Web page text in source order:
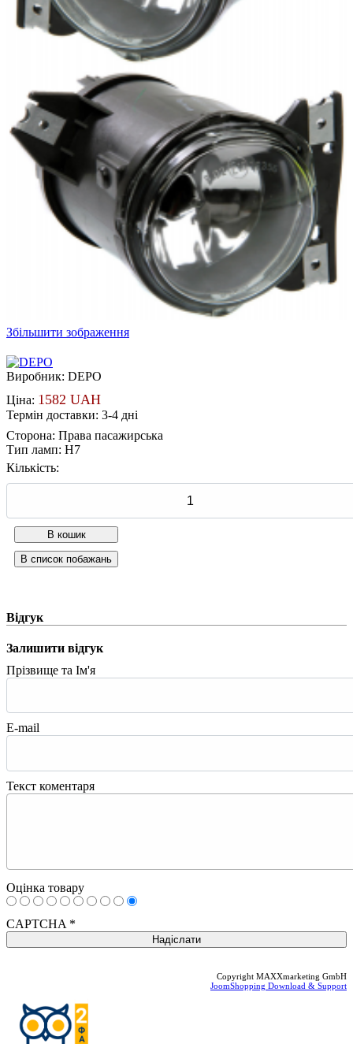
Збільшити зображення
Виробник: DEPO
Ціна: 1582 UAH
Термін доставки: 3-4 дні
Сторона: Права пасажирська
Тип ламп: H7
Кількість:
Відгук
Залишити відгук
Прізвище та Ім'я
E-mail
Текст коментаря
Оцінка товару
CAPTCHA *
Copyright MAXXmarketing GmbH
JoomShopping Download & Support